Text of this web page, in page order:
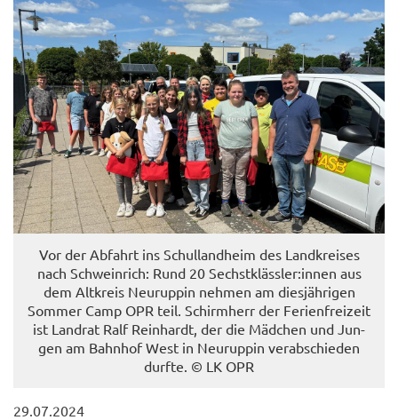
Vor der Ab­fahrt ins Schul­land­heim des Land­krei­ses
nach Schw­ein­rich: Rund 20 Sechst­kläss­ler:innen aus
dem Alt­kreis Neu­rup­pin neh­men am dies­jäh­ri­gen
Som­mer Camp OPR teil. Schirm­herr der Fe­ri­en­frei­zeit
ist Land­rat Ralf Rein­hardt, der die Mäd­chen und Jun­
gen am Bahn­hof West in Neu­rup­pin ver­ab­schie­den
durf­te. © LK OPR
29.07.2024